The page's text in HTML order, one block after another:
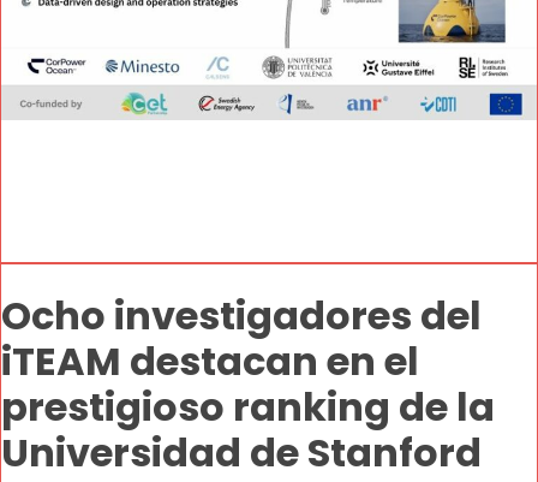
Ocho investigadores del
iTEAM destacan en el
prestigioso ranking de la
Universidad de Stanford